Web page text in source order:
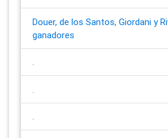
Douer, de los Santos, Giordani y
ganadores
.
.